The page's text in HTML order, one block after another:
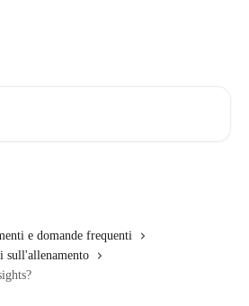
e domande frequenti
sull'allenamento